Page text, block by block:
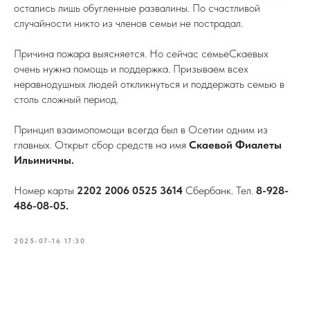
остались лишь обугленные развалины. По счастливой
случайности никто из членов семьи не пострадал.
Причина пожара выясняется. Но сейчас семьеСкаевых
очень нужна помощь и поддержка. Призываем всех
неравнодушных людей откликнуться и поддержать семью в
столь сложный период.
Принцип взаимопомощи всегда был в Осетии одним из
главных. Открыт сбор средств на имя Скаевой Фиалеты
Ильиничны.
Номер карты 2202 2006 0525 3614 Сбербанк. Тел. 8-928-
486-08-05.
2025-07-16 17:30